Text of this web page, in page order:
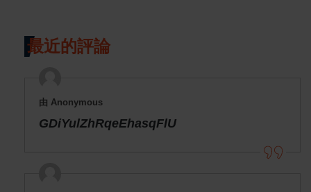
最近的評論
由 Anonymous
GDiYulZhRqeEhasqFlU